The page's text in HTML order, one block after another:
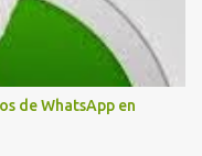
de WhatsApp en